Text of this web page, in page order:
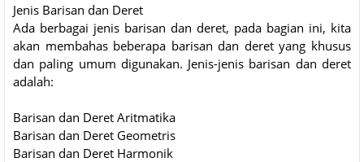
Jenis Barisan dan Deret
Ada berbagai jenis barisan dan deret, pada bagian ini, kita
akan membahas beberapa barisan dan deret yang khusus
dan paling umum digunakan. Jenis-jenis barisan dan deret
adalah:
Barisan dan Deret Aritmatika
Barisan dan Deret Geometris
Barisan dan Deret Harmonik